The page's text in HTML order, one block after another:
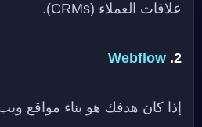
علاقات العملاء (CRMs).
2.
Webflow
إذا كان هدفك هو بناء مواقع